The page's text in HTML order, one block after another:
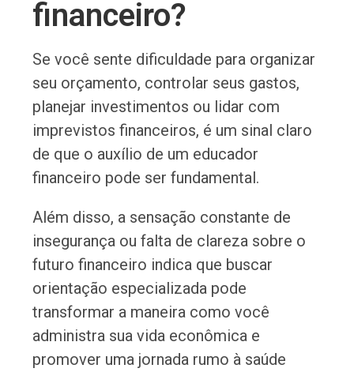
financeiro?
Se você sente dificuldade para organizar
seu orçamento, controlar seus gastos,
planejar investimentos ou lidar com
imprevistos financeiros, é um sinal claro
de que o auxílio de um educador
financeiro pode ser fundamental.
Além disso, a sensação constante de
insegurança ou falta de clareza sobre o
futuro financeiro indica que buscar
orientação especializada pode
transformar a maneira como você
administra sua vida econômica e
promover uma jornada rumo à saúde